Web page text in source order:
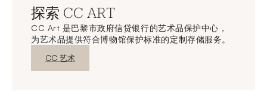
探索 CC ART
CC Art 是巴黎市政府信贷银行的艺术品保护中心，
为艺术品提供符合博物馆保护标准的定制存储服务。
新窗口发现
CC 艺术